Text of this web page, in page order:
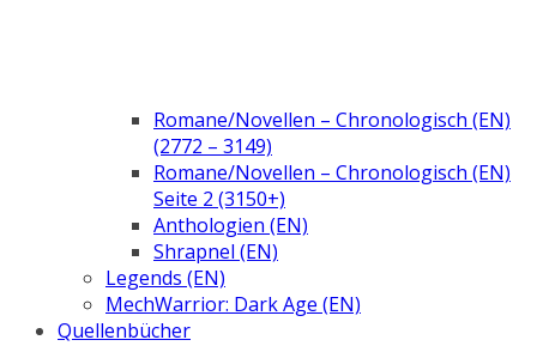
Romane/Novellen – Chronologisch (EN)
(2772 – 3149)
Romane/Novellen – Chronologisch (EN)
Seite 2 (3150+)
Anthologien (EN)
Shrapnel (EN)
Legends (EN)
MechWarrior: Dark Age (EN)
Quellenbücher